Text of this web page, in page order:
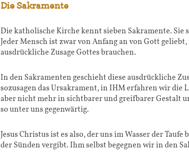
Die Sakramente
Die katholische Kirche kennt sieben Sakramente.
Jeder Mensch ist zwar von Anfang an von Gott
ausdrückliche Zusage Gottes brauchen.
In den Sakramenten geschieht diese ausdrückliche
sozusagen das Ursakrament, in IHM erfahren wir die
aber nicht mehr in sichtbarer und greifbarer Gestalt
so unter uns gegenwärtig.
Jesus Christus ist es also, der uns im Wasser der
der Sünden vergibt. Ihm selbst begegnen wir in den